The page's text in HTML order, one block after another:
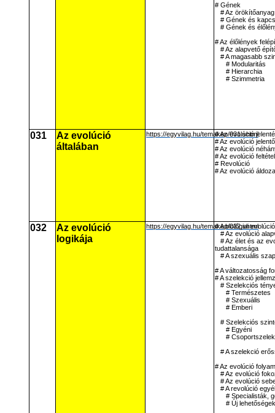
# Gének
# Az
# Gének és
# Gének és
# Az élőlények
# Az alapvető
# A magasabb
# Modularitás
# Hierarchia
# Szimmetria
031
Az evolúció
általában
https://egyvilag.hu/temakep/031.shtml
# Az evolúció
# Az evolúció
# Az evolúció
# Az evolúció
# Revolúció
# Az evolúció
032
Az evolúció
logikája
https://egyvilag.hu/temakep/032.shtml
# A biológiai
# Az evolúció
# Az élet és az
tudattalansága
# A szexuális
# A változatosság
# A szelekció
# Szelekciós
# Természetes
# Szexuális
# Emberi
# Szelekciós
# Egyéni
#
# A szelekció
# Az evolúció
# Az evolúció
# Az evolúció
# A revolúció
# Specialisták,
# Új